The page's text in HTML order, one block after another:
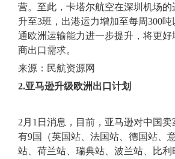
营。至此，卡塔尔航空在深圳机场的
升至3班，出港运力增加至每周300
通欧洲运输能力进一步提升，将更
商出口需求。
来源：民航资源网
2.亚马逊升级欧洲出口计划
2月1日消息，目前，亚马逊对中国
有9国（英国站、法国站、德国站、
站、荷兰站、瑞典站、波兰站、比利